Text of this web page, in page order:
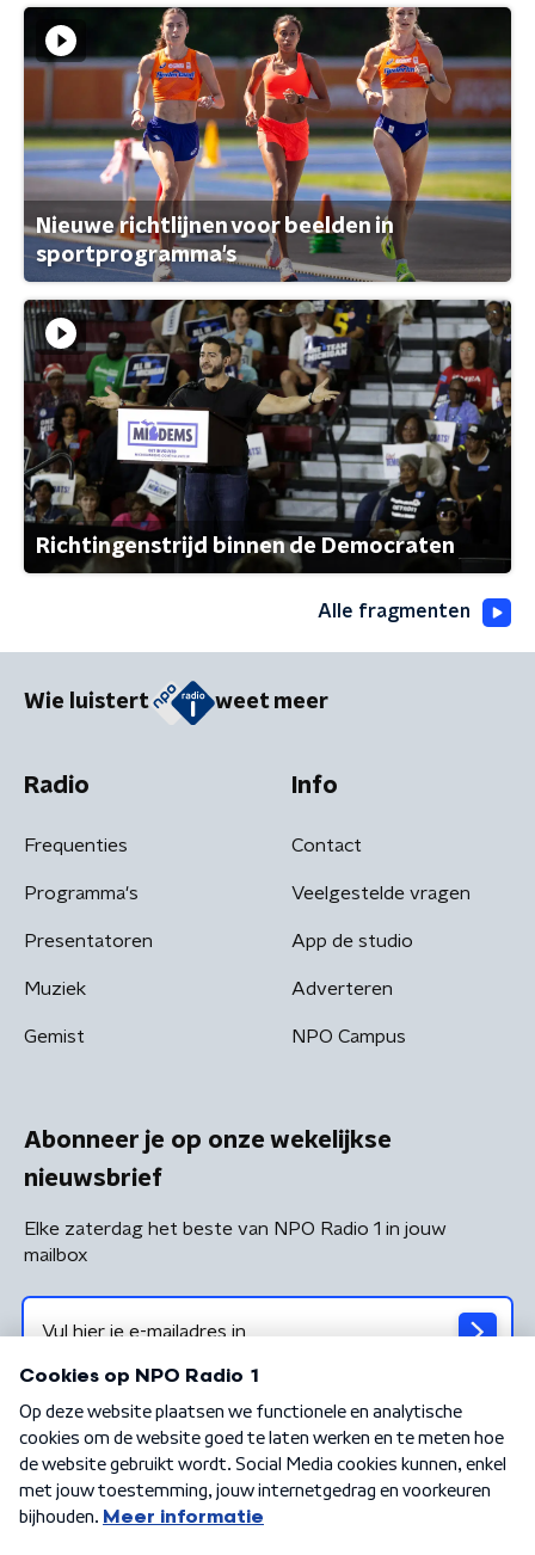
Nieuwe richtlijnen voor beelden in
sportprogramma's
Richtingenstrijd binnen de Democraten
Alle fragmenten
Wie luistert weet meer
Radio
Frequenties
Programma's
Presentatoren
Muziek
Gemist
Info
Contact
Veelgestelde vragen
App de studio
Adverteren
NPO Campus
Abonneer je op onze wekelijkse
nieuwsbrief
Elke zaterdag het beste van NPO Radio 1 in jouw
mailbox
Algemene voorwaarden